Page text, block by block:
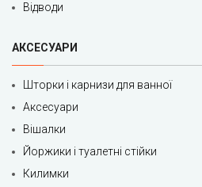
Відводи
АКСЕСУАРИ
Шторки і карнизи для ванної
Аксесуари
Вішалки
Йоржики і туалетні стійки
Килимки